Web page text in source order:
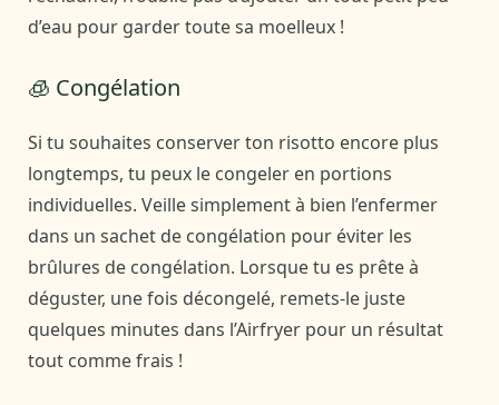
d’eau pour garder toute sa moelleux !
🧊 Congélation
Si tu souhaites conserver ton risotto encore plus
longtemps, tu peux le congeler en portions
individuelles. Veille simplement à bien l’enfermer
dans un sachet de congélation pour éviter les
brûlures de congélation. Lorsque tu es prête à
déguster, une fois décongelé, remets-le juste
quelques minutes dans l’Airfryer pour un résultat
tout comme frais !